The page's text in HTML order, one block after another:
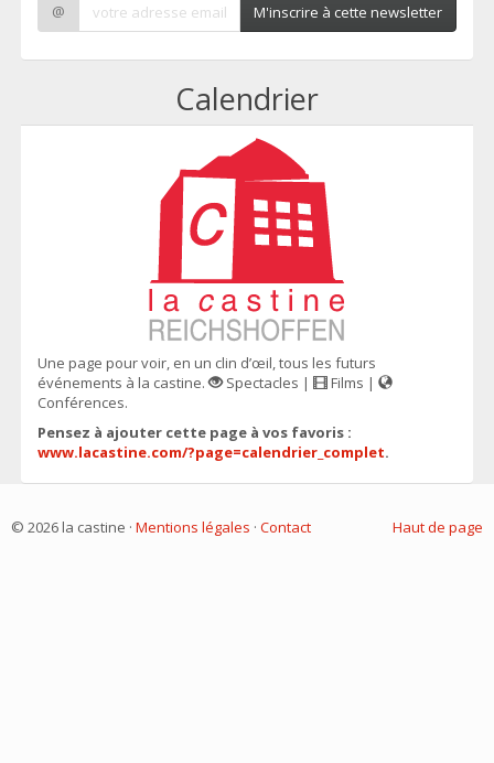
@
M'inscrire à cette newsletter
Calendrier
Une page pour voir, en un clin d’œil, tous les futurs
événements à la castine.
Spectacles |
Films |
Conférences.
Pensez à ajouter cette page à vos favoris :
www.lacastine.com/?page=calendrier_complet.
Haut de page
© 2026 la castine · Mentions légales · Contact